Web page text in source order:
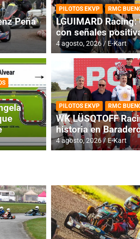
Horarios
Peña
PILOTOS EKVP RMC
LGUIMARD
con señales
4 agosto, 2026 E-Kart
PILOTOS EKVP RMC
WK LÜSQTOFF
historia en
4 agosto, 2026 E-Kart